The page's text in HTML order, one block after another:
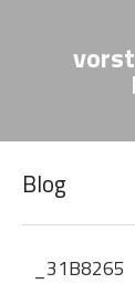
Blog
_31B8265